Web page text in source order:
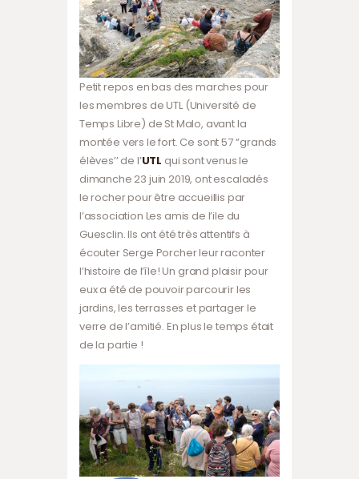
Petit repos en bas des marches pour
les membres de UTL (Université de
Temps Libre) de St Malo, avant la
montée vers le fort. Ce sont 57 ‘’grands
élèves’’ de l’UTL qui sont venus le
dimanche 23 juin 2019, ont escaladés
le rocher pour être accueillis par
l’association Les amis de l’ile du
Guesclin. Ils ont été très attentifs à
écouter Serge Porcher leur raconter
l’histoire de l’île! Un grand plaisir pour
eux a été de pouvoir parcourir les
jardins, les terrasses et partager le
verre de l’amitié. En plus le temps était
de la partie !